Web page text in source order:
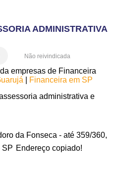
ADMINISTRATIVA
Não reivindicada
empresas de Financeira
|
Financeira em SP
administrativa e
da Fonseca - até 359/360,
SP Endereço copiado!